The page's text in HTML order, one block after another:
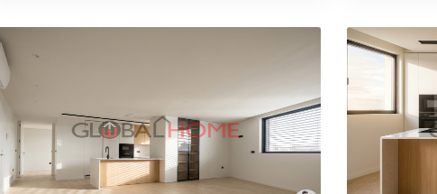
DESTAQUE DESTAQUE